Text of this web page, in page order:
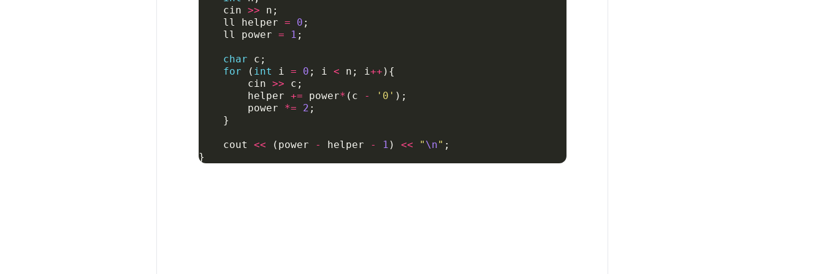
cin >> n ;
ll
helper = 0 ;
ll
power = 1 ;
char c ;
for
( int i = 0 ; i < n ; i++ ){
cin >> c ;
helper += power* ( c - '0' );
power
*= 2 ;
}
cout << ( power - helper - 1 ) << " \n" ;
}